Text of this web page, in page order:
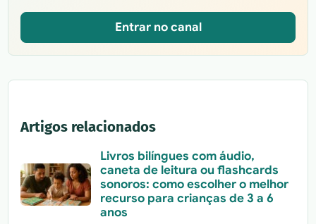
Entrar no canal
Artigos relacionados
Livros bilíngues com áudio,
caneta de leitura ou flashcards
sonoros: como escolher o melhor
recurso para crianças de 3 a 6
anos